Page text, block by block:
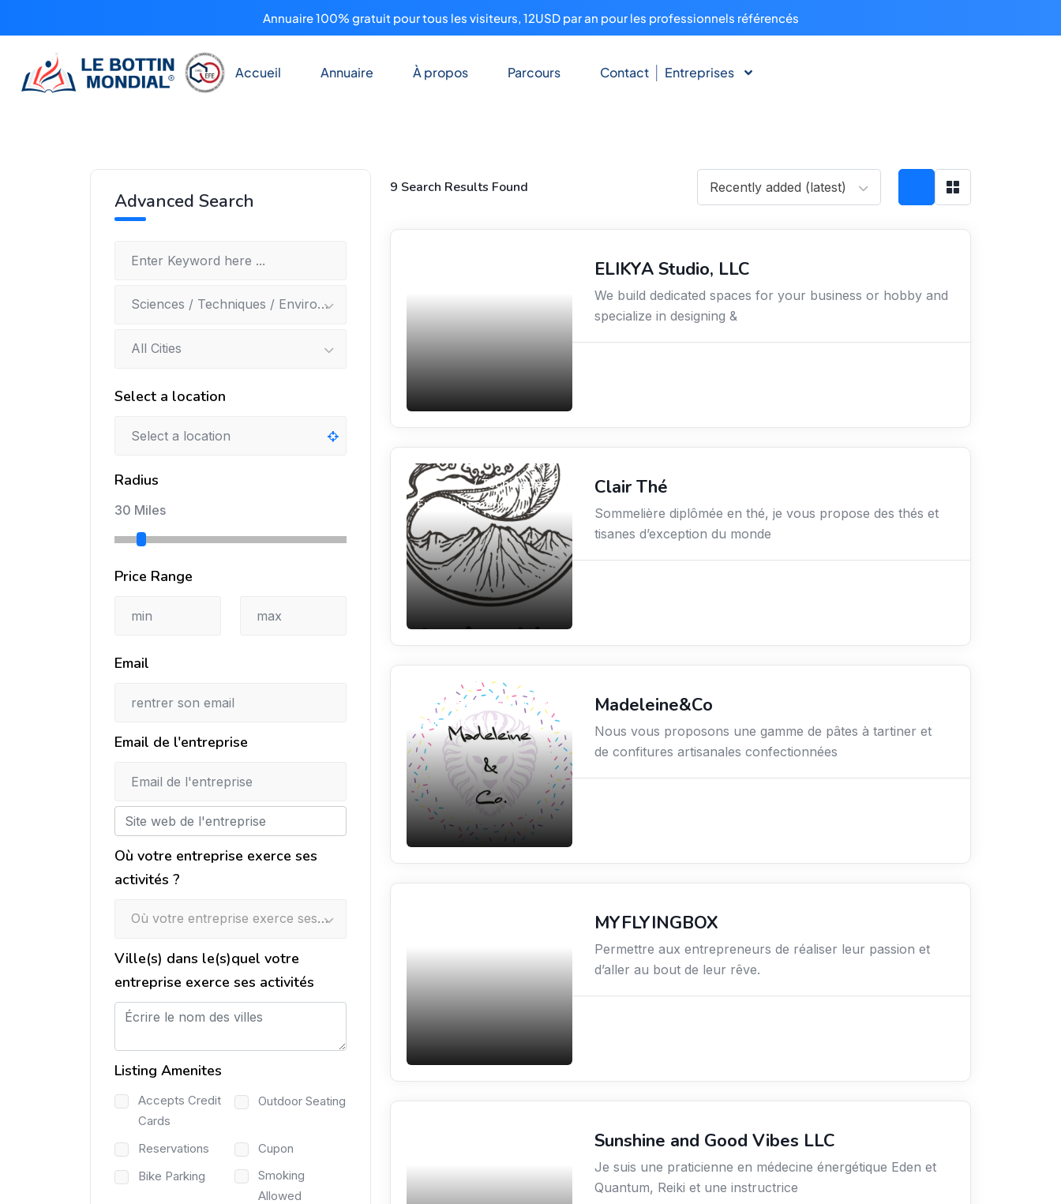
Annuaire 100% gratuit pour tous les visiteurs, 12USD par an pour les professionnels référencés
Accueil Annuaire À propos Parcours Contact Entreprises
9 Search Results Found Recently added (latest)
ELIKYA Studio, LLC
We build dedicated spaces for your business or hobby and
specialize in designing &
Sciences / Techniques /
Environnement
Clair Thé
Sommelière diplômée en thé, je vous propose des thés et
tisanes d’exception du monde
Sciences / Techniques /
Environnement
Madeleine&Co
Nous vous proposons une gamme de pâtes à tartiner et
de confitures artisanales confectionnées
MYFLYINGBOX
Permettre aux entrepreneurs de réaliser leur passion et
d’aller au bout de leur rêve.
Sunshine and Good Vibes LLC
Je suis une praticienne en médecine énergétique Eden et
Quantum, Reiki et une instructrice
Advanced Search
Sciences / Techniques / Environnement
All Cities
Select a location
Radius
30 Miles
Price Range
Email
Email de l'entreprise
Où votre entreprise exerce ses
activités ?
Où votre entreprise exerce ses activités ?
Ville(s) dans le(s)quel votre
entreprise exerce ses activités
Listing Amenites
Accepts Credit
Cards
Outdoor Seating
Reservations
Cupon
Bike Parking
Smoking
Allowed